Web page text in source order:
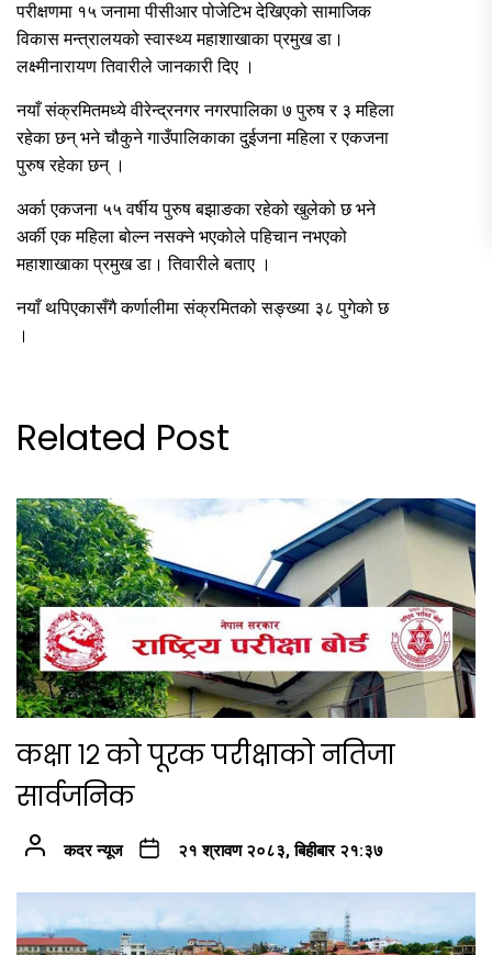
परीक्षणमा १५ जनामा पीसीआर पोजेटिभ देखिएको सामाजिक
विकास मन्त्रालयको स्वास्थ्य महाशाखाका प्रमुख डा।
लक्ष्मीनारायण तिवारीले जानकारी दिए ।
नयाँ संक्रमितमध्ये वीरेन्द्रनगर नगरपालिका ७ पुरुष र ३ महिला
रहेका छन् भने चौकुने गाउँपालिकाका दुईजना महिला र एकजना
पुरुष रहेका छन् ।
अर्का एकजना ५५ वर्षीय पुरुष बझाङका रहेको खुलेको छ भने
अर्की एक महिला बोल्न नसक्ने भएकोले पहिचान नभएको
महाशाखाका प्रमुख डा। तिवारीले बताए ।
नयाँ थपिएकासँगै कर्णालीमा संक्रमितको सङ्ख्या ३८ पुगेको छ
।
Related Post
कक्षा १२ को पूरक परीक्षाको नतिजा
सार्वजनिक
कदर न्यूज २१ श्रावण २०८३, बिहीबार २१:३७